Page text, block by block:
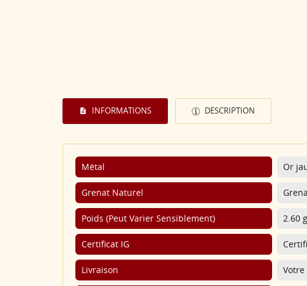
INFORMATIONS DESCRIPTION
Métal Or
Grenat Naturel
Poids (Peut Varier Sensiblement) 2.60
Certificat IG
Livraison